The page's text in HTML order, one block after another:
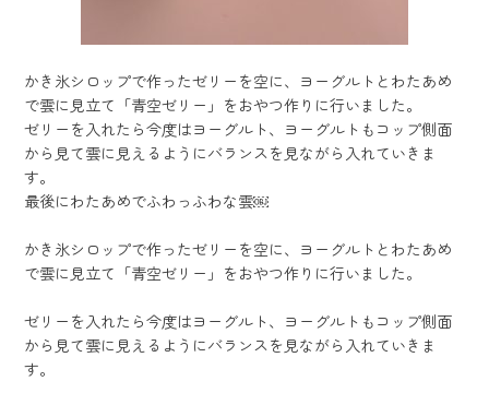
かき氷シロップで作ったゼリーを空に、ヨーグルトとわたあめ
で雲に見立て「青空ゼリー」をおやつ作りに行いました。
ゼリーを入れたら今度はヨーグルト、ヨーグルトもコップ側面
から見て雲に見えるようにバランスを見ながら入れていきま
す。
最後にわたあめでふわっふわな雲￼
かき氷シロップで作ったゼリーを空に、ヨーグルトとわたあめ
で雲に見立て「青空ゼリー」をおやつ作りに行いました。
ゼリーを入れたら今度はヨーグルト、ヨーグルトもコップ側面
から見て雲に見えるようにバランスを見ながら入れていきま
す。